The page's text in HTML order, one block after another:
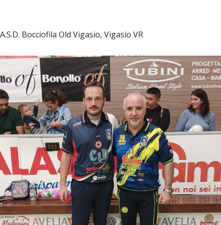
A.S.D. Bocciofila Old Vigasio, Vigasio VR